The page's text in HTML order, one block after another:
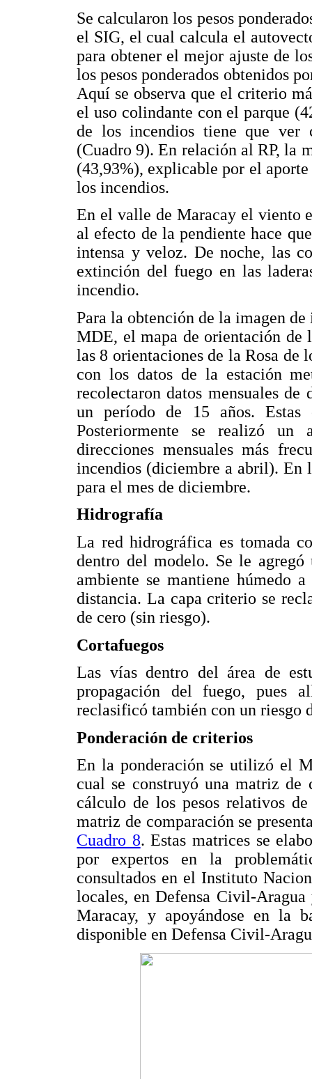
Se calcularon los pesos
el SIG, el cual calcula el
para obtener el mejor ajuste de
los pesos ponderados obtenidos
Aquí se observa que el criterio
el uso colindante con el parque
de los incendios tiene que ver
(Cuadro 9). En relación al RP, la
(43,93%), explicable por el
los incendios.
En el valle de Maracay el viento
al efecto de la pendiente hace
intensa y veloz. De noche, las
extinción del fuego en las
incendio.
Para la obtención de la imagen
MDE, el mapa de orientación de
las 8 orientaciones de la Rosa de
con los datos de la estación
recolectaron datos mensuales
un período de 15 años. Estas
Posteriormente se realizó un
direcciones mensuales más
incendios (diciembre a abril). En
para el mes de diciembre.
Hidrografía
La red hidrográfica es tomada
dentro del modelo. Se le
ambiente se mantiene húmedo
distancia. La capa criterio se
de cero (sin riesgo).
Cortafuegos
Las vías dentro del área de
propagación del fuego, pues
reclasificó también con un riesgo
Ponderación de criterios
En la ponderación se utilizó el
cual se construyó una matriz de
cálculo de los pesos relativos
matriz de comparación se
Cuadro 8. Estas matrices se
por expertos en la
consultados en el Instituto
locales, en Defensa Civil-
Maracay, y apoyándose en la
disponible en Defensa Civil-